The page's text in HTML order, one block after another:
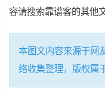
容请搜索靠谱客的其他
本图文内容来源于网
络收集整理，版权属